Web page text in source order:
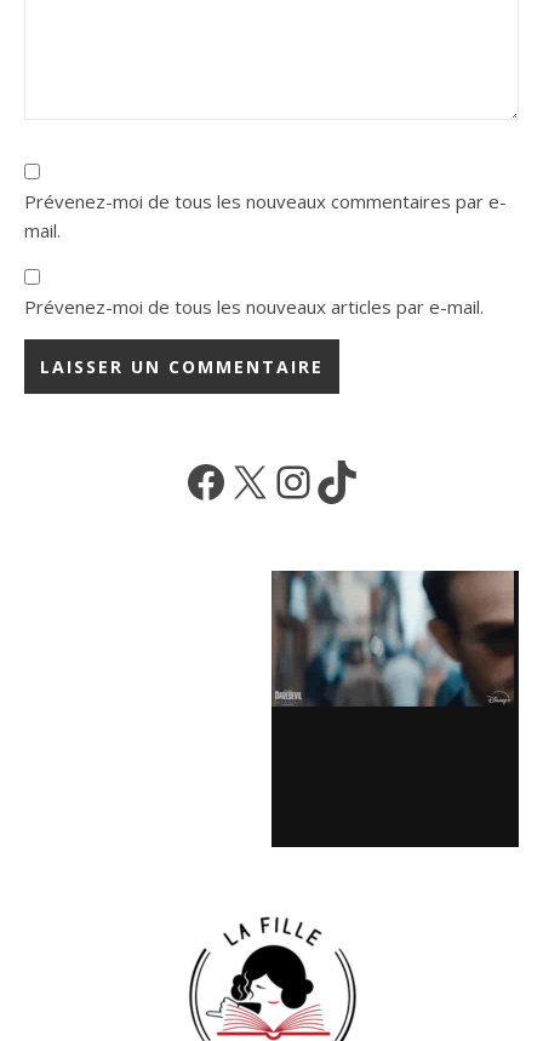
Prévenez-moi de tous les nouveaux commentaires par e-
mail.
Prévenez-moi de tous les nouveaux articles par e-mail.
Facebook
X Instagram
TikTok